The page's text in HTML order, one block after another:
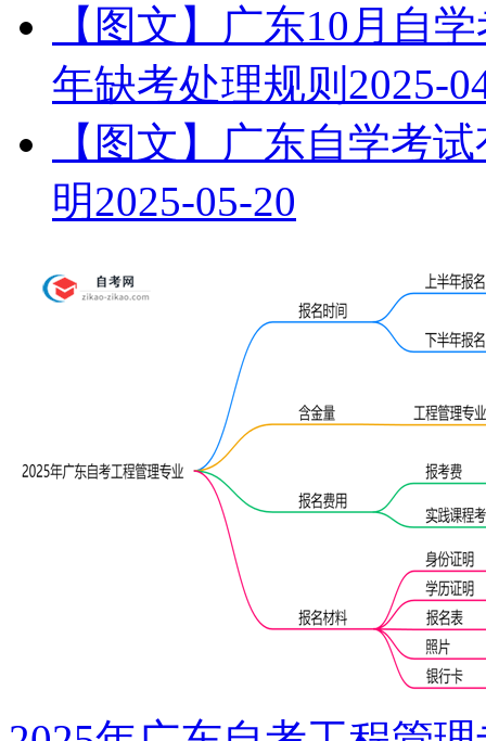
【图文】广东10月自
年缺考处理规则 2025-
【图文】广东自学考
明2025-05-20